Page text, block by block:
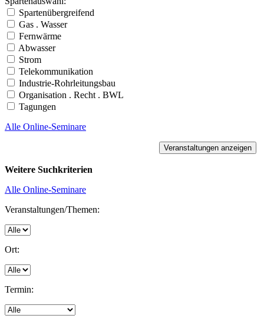
Spartenübergreifend
Gas . Wasser
Fernwärme
Abwasser
Strom
Telekommunikation
Industrie-Rohrleitungsbau
Organisation . Recht . BWL
Tagungen
Alle Online-Seminare
Weitere Suchkriterien
Alle Online-Seminare
Veranstaltungen/Themen:
Ort:
Termin: